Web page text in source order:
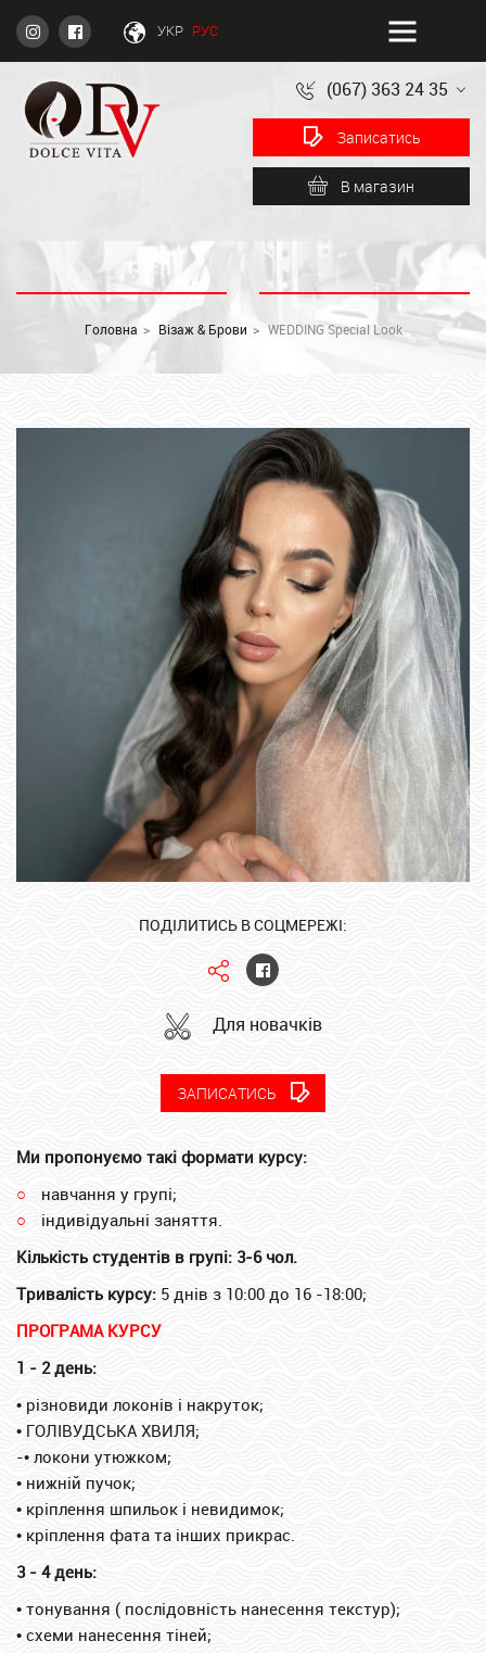
УКР РУС
(067) 363 24 35
Записатись
В магазин
Головна Візаж & Брови WEDDING Special Look
ПОДІЛИТИСЬ В СОЦМЕРЕЖІ:
Для новачків
ЗАПИСАТИСЬ
Ми пропонуємо такі формати курсу:
навчання у групі;
індивідуальні заняття.
Кількість студентів в групі: 3-6 чол.
Тривалість курсу: 5 днів з 10:00 до 16 -18:00;
ПРОГРАМА КУРСУ
1 - 2 день:
• різновиди локонів і накруток;
• ГОЛІВУДСЬКА ХВИЛЯ;
-• локони утюжком;
• нижній пучок;
• кріплення шпильок і невидимок;
• кріплення фата та інших прикрас.
3 - 4 день:
• тонування ( послідовність нанесення текстур);
• схеми нанесення тіней;